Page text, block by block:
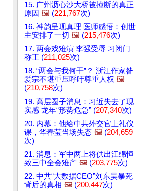
15. 广州沥心沙大桥被撞断的真正
原因 🖼️ (221,767次)
16. 神韵呈现真理 医师感悟：创世
主安排了一切 🖼️ (215,476次)
17. 两会戏难演 李强受辱 习闭门
称王 (211,025次)
18. “两会与我何干”？ 浙江作家昝
爱宗不堪重压呼吁尊重人权 🖼️
(210,758次)
19. 高层圈子消息：习近失去了现
实感 龙年“形势危急” (207,340次)
20. 内幕：他给中共外交官上礼仪
课，华春莹当场失态 🖼️ (204,659
次)
21. 消息：军中两上将供出江绵恒
致三中全会难产 🖼️ (203,775次)
22. 中共“大数据CEO”刘东昊暴死
背后的真相 🖼️ (200,447次)